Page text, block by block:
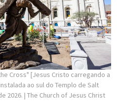
Cross" [Jesus Cristo carregando a
ao sul do Templo de Salt
2026. | The Church of Jesus Christ